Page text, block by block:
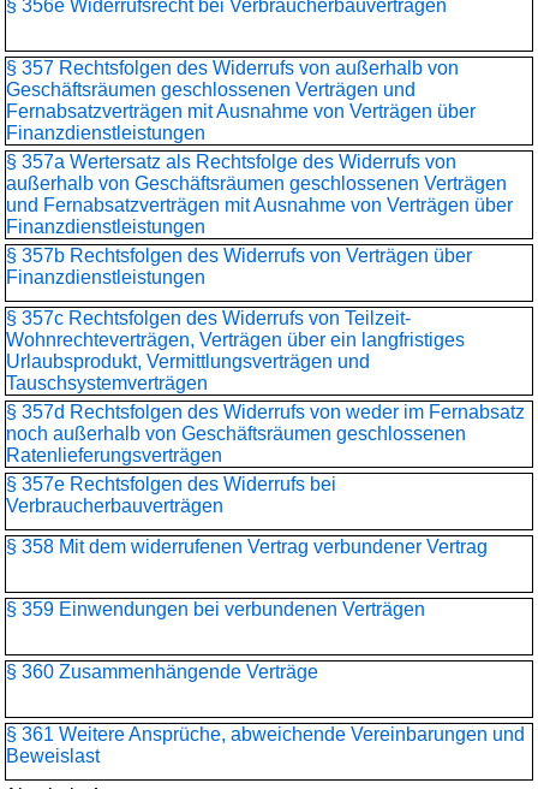
§ 356e Widerrufsrecht bei Verbraucherbauverträgen
§ 357 Rechtsfolgen des Widerrufs von außerhalb von
Geschäftsräumen geschlossenen Verträgen und
Fernabsatzverträgen mit Ausnahme von Verträgen über
Finanzdienstleistungen
§ 357a Wertersatz als Rechtsfolge des Widerrufs von
außerhalb von Geschäftsräumen geschlossenen Verträgen
und Fernabsatzverträgen mit Ausnahme von Verträgen über
Finanzdienstleistungen
§ 357b Rechtsfolgen des Widerrufs von Verträgen über
Finanzdienstleistungen
§ 357c Rechtsfolgen des Widerrufs von Teilzeit-
Wohnrechteverträgen, Verträgen über ein langfristiges
Urlaubsprodukt, Vermittlungsverträgen und
Tauschsystemverträgen
§ 357d Rechtsfolgen des Widerrufs von weder im Fernabsatz
noch außerhalb von Geschäftsräumen geschlossenen
Ratenlieferungsverträgen
§ 357e Rechtsfolgen des Widerrufs bei
Verbraucherbauverträgen
§ 358 Mit dem widerrufenen Vertrag verbundener Vertrag
§ 359 Einwendungen bei verbundenen Verträgen
§ 360 Zusammenhängende Verträge
§ 361 Weitere Ansprüche, abweichende Vereinbarungen und
Beweislast